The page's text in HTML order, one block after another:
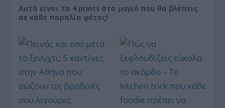
Αυτά είναι τα 4 prints στα μαγιό που θα βλέπεις
σε κάθε παραλία φέτος!